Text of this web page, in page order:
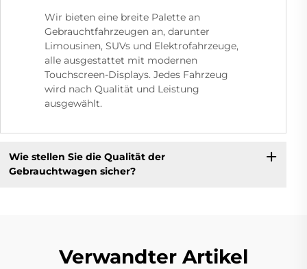
Wir bieten eine breite Palette an
Gebrauchtfahrzeugen an, darunter
Limousinen, SUVs und Elektrofahrzeuge,
alle ausgestattet mit modernen
Touchscreen-Displays. Jedes Fahrzeug
wird nach Qualität und Leistung
ausgewählt.
Wie stellen Sie die Qualität der
Gebrauchtwagen sicher?
Verwandter Artikel